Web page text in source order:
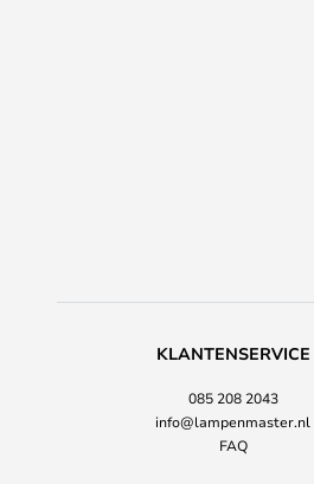
KLANTENSERVICE
085 208 2043
info@lampenmaster.nl
FAQ